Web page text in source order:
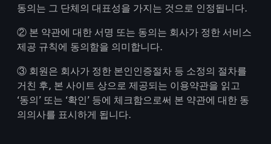
동의는 그 단체의 대표성을 가지는 것으로 인정됩니다.
② 본 약관에 대한 서명 또는 동의는 회사가 정한 서비스
제공 규칙에 동의함을 의미합니다.
③ 회원은 회사가 정한 본인인증절차 등 소정의 절차를
거친 후, 본 사이트 상으로 제공되는 이용약관을 읽고
‘동의’ 또는 ‘확인’ 등에 체크함으로써 본 약관에 대한 동
의의사를 표시하게 됩니다.